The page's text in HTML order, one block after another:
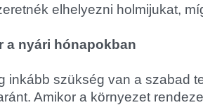
elhelyezni holmijukat,
a nyári hónapokban
inkább szükség van a szabad
Amikor a környezet